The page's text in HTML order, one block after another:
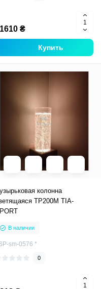
₴
Купить
колонна
ТР200М TIA-
В наличии
sm-0576 *
0